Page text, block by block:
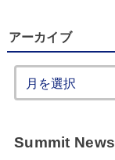
アーカイブ
Summit News